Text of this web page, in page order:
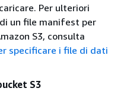
Per ulteriori
un file manifest per
S3, consulta
specificare i file di dati
S3